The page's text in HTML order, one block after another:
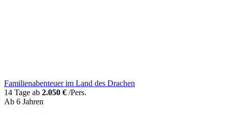
Familienabenteuer im Land des Drachen
14 Tage ab 2.050 € /Pers.
Ab 6 Jahren